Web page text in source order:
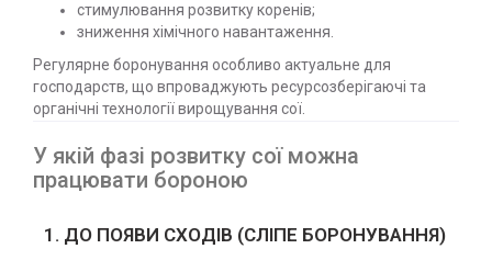
стимулювання розвитку коренів;
зниження хімічного навантаження.
Регулярне боронування особливо актуальне для
господарств, що впроваджують ресурсозберігаючі та
органічні технології вирощування сої.
У якій фазі розвитку сої можна
працювати бороною
1. ДО ПОЯВИ СХОДІВ (СЛІПЕ БОРОНУВАННЯ)